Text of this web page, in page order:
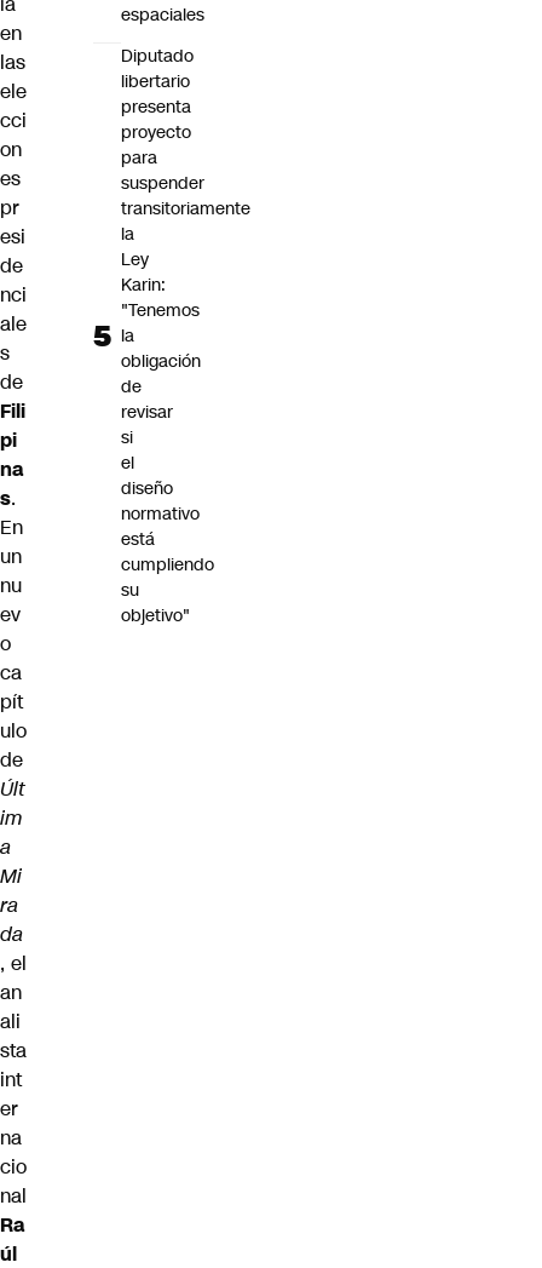
en
las
ele
cci
on
es
pr
esi
de
nci
ale
s
de
Fili
pi
na
s.
En
un
nu
ev
o
ca
pít
ulo
de
Últ
im
a
Mi
ra
da
, el
an
ali
sta
int
er
na
cio
nal
Ra
úl
espaciales
Diputado
libertario
presenta
proyecto
para
suspender
transitoriamente
la
Ley
Karin:
"Tenemos
la
obligación
de
revisar
si
el
diseño
normativo
está
cumpliendo
su
objetivo"